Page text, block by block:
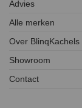
Advies
Alle merken
Over BlinqKachels
Showroom
Contact